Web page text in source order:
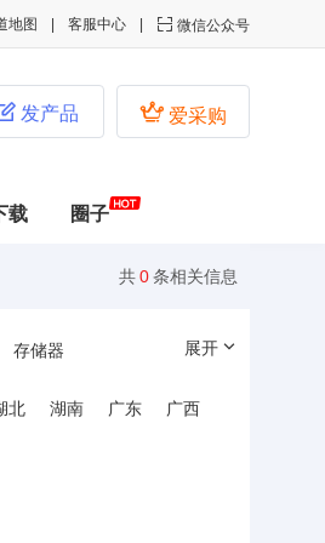
 微信公众号
客服中心
地图
 爱采购
发产品
载 圈子
共0条相关信息
存储器
展开
北 湖南 广东
广西